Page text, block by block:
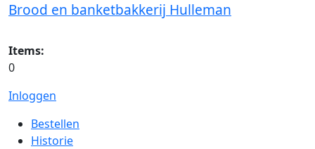
Brood en banketbakkerij Hulleman
Items:
0
Inloggen
Bestellen
Historie